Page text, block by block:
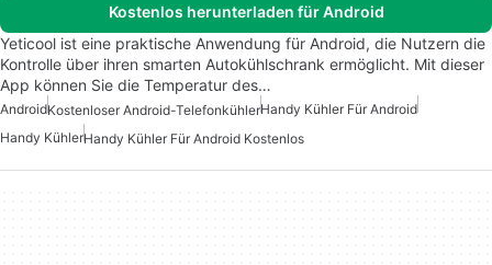
Kostenlos herunterladen für Android
Yeticool ist eine praktische Anwendung für Android, die Nutzern die
Kontrolle über ihren smarten Autokühlschrank ermöglicht. Mit dieser
App können Sie die Temperatur des…
AndroidKostenloser Android-TelefonkühlerHandy Kühler Für Android
Handy KühlerHandy Kühler Für Android Kostenlos